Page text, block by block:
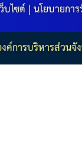
บไซต์|นโยบายกา
ค์การบริหารส่วน